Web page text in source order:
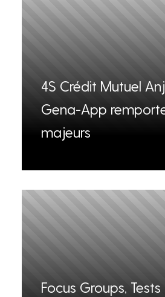
4S Crédit Mutuel
Gena-App
majeurs
Focus Groups,